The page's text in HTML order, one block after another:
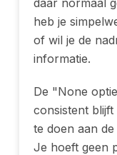
heb je
of wil je de
informatie.
De "None
consistent
te doen aan
Je hoeft geen